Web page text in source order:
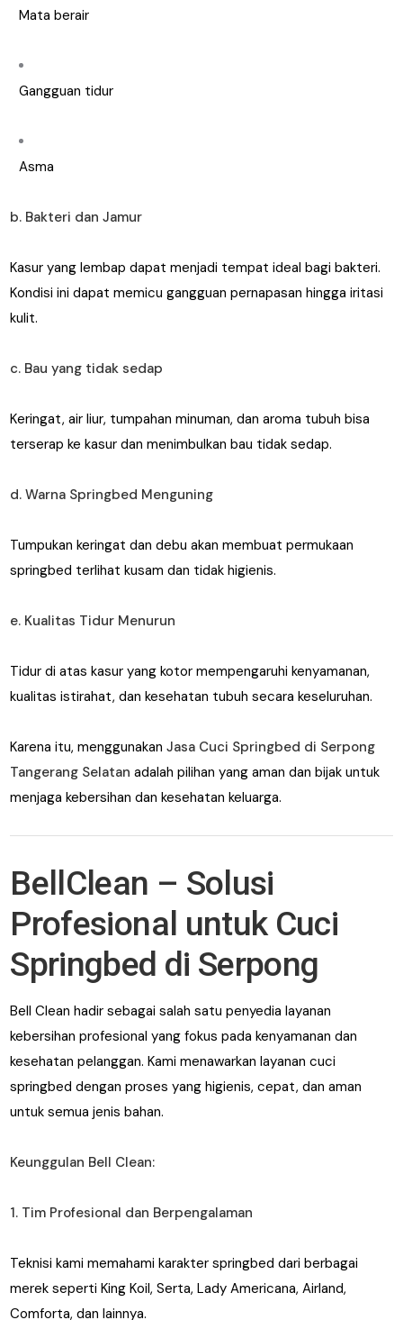
Mata berair
Gangguan tidur
Asma
b. Bakteri dan Jamur
Kasur yang lembap dapat menjadi tempat ideal bagi bakteri.
Kondisi ini dapat memicu gangguan pernapasan hingga iritasi
kulit.
c. Bau yang tidak sedap
Keringat, air liur, tumpahan minuman, dan aroma tubuh bisa
terserap ke kasur dan menimbulkan bau tidak sedap.
d. Warna Springbed Menguning
Tumpukan keringat dan debu akan membuat permukaan
springbed terlihat kusam dan tidak higienis.
e. Kualitas Tidur Menurun
Tidur di atas kasur yang kotor mempengaruhi kenyamanan,
kualitas istirahat, dan kesehatan tubuh secara keseluruhan.
Karena itu, menggunakanJasa Cuci Springbed di Serpong
Tangerang Selatan adalah pilihan yang aman dan bijak untuk
menjaga kebersihan dan kesehatan keluarga.
BellClean – Solusi
Profesional untuk Cuci
Springbed di Serpong
Bell Clean hadir sebagai salah satu penyedia layanan
kebersihan profesional yang fokus pada kenyamanan dan
kesehatan pelanggan. Kami menawarkan layanan cuci
springbed dengan proses yang higienis, cepat, dan aman
untuk semua jenis bahan.
Keunggulan Bell Clean:
1. Tim Profesional dan Berpengalaman
Teknisi kami memahami karakter springbed dari berbagai
merek seperti King Koil, Serta, Lady Americana, Airland,
Comforta, dan lainnya.